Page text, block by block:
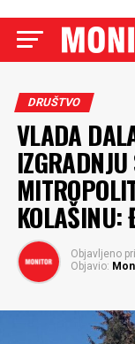
DRUŠTVO
VLADA
Objavljeno
Objavio: